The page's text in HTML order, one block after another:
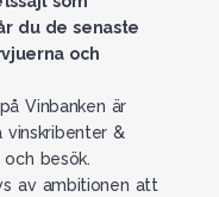
du de senaste
och
Vinbanken är
&
besök.
av ambitionen att